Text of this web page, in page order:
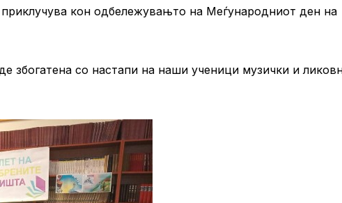
кон одбележувањто на Меѓународниот ден на
збогатена со настапи на наши ученици музички и